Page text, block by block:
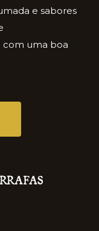
e sabores
com uma boa